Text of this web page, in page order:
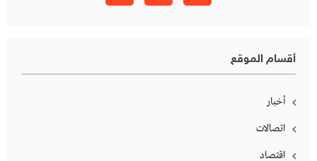
أقسام الموقع
أخبار
اتصالات
اقتصاد